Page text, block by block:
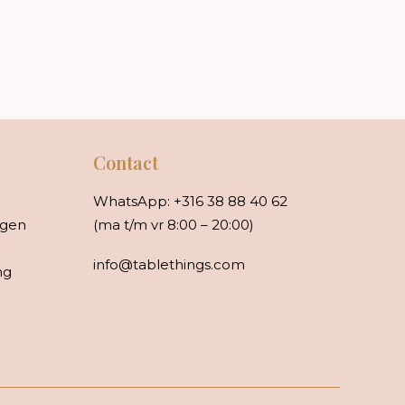
Contact
WhatsApp: +316 38 88 40 62
(ma t/m vr 8:00 – 20:00)
info@tablethings.com